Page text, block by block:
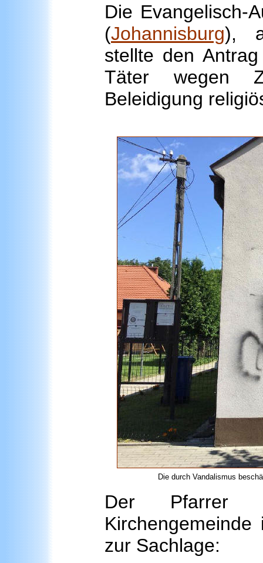
Die Evangelisch-
(Johannisburg),
stellte den
Täter wegen
Beleidigung
Die durch Vandalismus
Der Pfarrer
zur Sachlage: